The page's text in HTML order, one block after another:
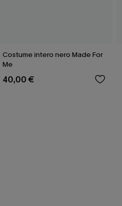
Costume intero nero Made For
Me
40,00 €